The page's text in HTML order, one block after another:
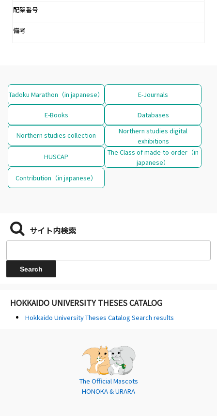
配架番号
備考
Tadoku Marathon（in japanese） E-Journals
E-Books Databases
Northern studies collection
Northern studies digital
exhibitions
HUSCAP
The Class of made-to-order（in
japanese）
Contribution（in japanese）
サイト内検索
HOKKAIDO UNIVERSITY THESES CATALOG
Hokkaido University Theses Catalog Search results
The Official Mascots
HONOKA & URARA